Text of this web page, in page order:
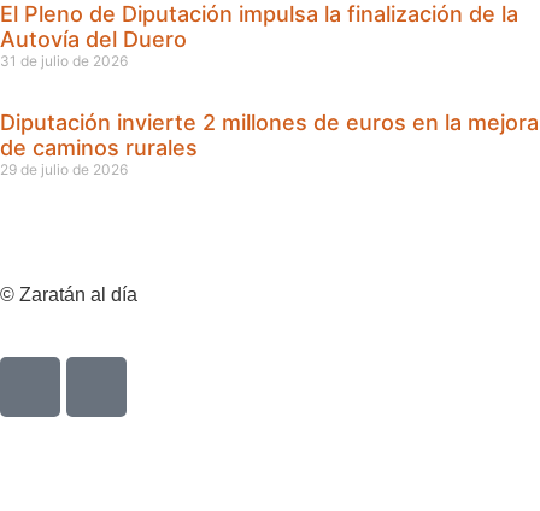
El Pleno de Diputación impulsa la finalización de la
Autovía del Duero
31 de julio de 2026
Diputación invierte 2 millones de euros en la mejora
de caminos rurales
29 de julio de 2026
© Zaratán al día